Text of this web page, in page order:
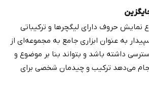
نمایش حروف دارای لیگچرها و ترکیباتی
به عنوان ابزاری جامع به مجموعه‌ای از
داشته باشد و بتواند بنا بر موضوع و
می‌دهد ترکیب و چیدمان شخصی برای